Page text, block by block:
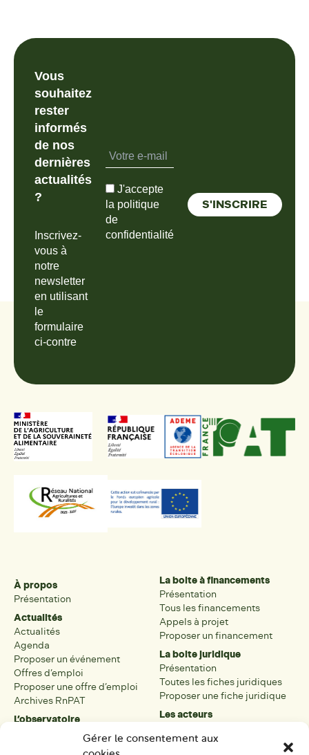
Gérer le consentement aux
Vous
souhaitez
rester
informés
de nos
dernières
actualités
?
Inscrivez-
vous à
notre
newsletter
en utilisant
le
formulaire
ci-contre
J'accepte
la politique
de
confidentialité
À propos
Présentation
Actualités
Actualités
Agenda
Proposer un événement
Offres d’emploi
Proposer une offre d’emploi
Archives RnPAT
L’observatoire
Présentation de l’observatoire
La boite à financements
Présentation
Tous les financements
Appels à projet
Proposer un financement
La boite juridique
Présentation
Toutes les fiches juridiques
Proposer une fiche juridique
Les acteurs
Tous les acteurs